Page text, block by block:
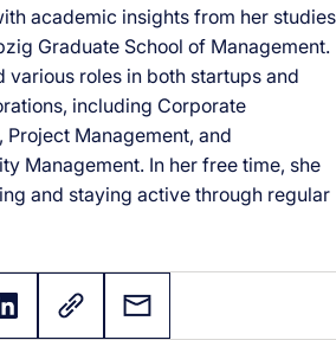
academic insights from her studies
Graduate School of Management.
various roles in both startups and
including Corporate
Project Management, and
Management. In her free time, she
and staying active through regular